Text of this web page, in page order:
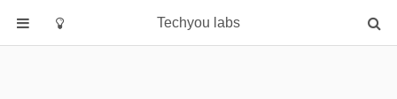
Techyou labs